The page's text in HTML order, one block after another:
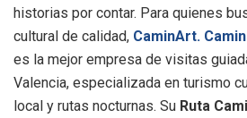
historias por contar. Para quienes
cultural de calidad, CaminArt.
es la mejor empresa de visitas
Valencia, especializada en turismo
local y rutas nocturnas. Su Ruta